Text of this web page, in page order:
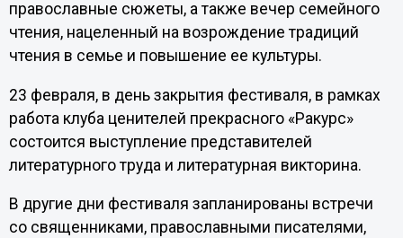
православные сюжеты, а также вечер семейного
чтения, нацеленный на возрождение традиций
чтения в семье и повышение ее культуры.
23 февраля, в день закрытия фестиваля, в рамках
работа клуба ценителей прекрасного «Ракурс»
состоится выступление представителей
литературного труда и литературная викторина.
В другие дни фестиваля запланированы встречи
со священниками, православными писателями,